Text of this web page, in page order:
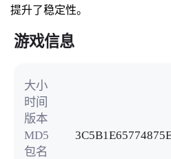
提升了稳定性。
游戏信息
大小
时间
版本
MD5
包名